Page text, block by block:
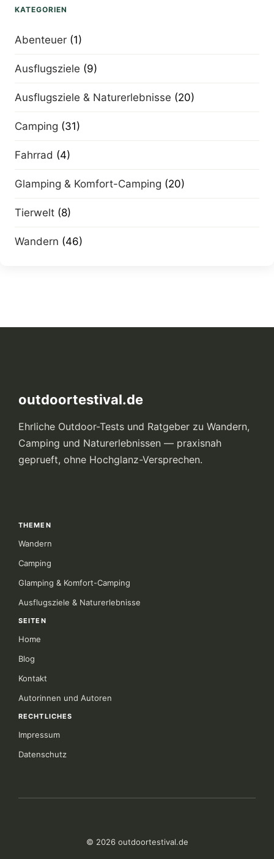
KATEGORIEN
Abenteuer (1)
Ausflugsziele (9)
Ausflugsziele & Naturerlebnisse (20)
Camping (31)
Fahrrad (4)
Glamping & Komfort-Camping (20)
Tierwelt (8)
Wandern (46)
outdoortestival.de
Ehrliche Outdoor-Tests und Ratgeber zu Wandern,
Camping und Naturerlebnissen — praxisnah
geprueft, ohne Hochglanz-Versprechen.
THEMEN
Wandern
Camping
Glamping & Komfort-Camping
Ausflugsziele & Naturerlebnisse
SEITEN
Home
Blog
Kontakt
Autorinnen und Autoren
RECHTLICHES
Impressum
Datenschutz
© 2026 outdoortestival.de